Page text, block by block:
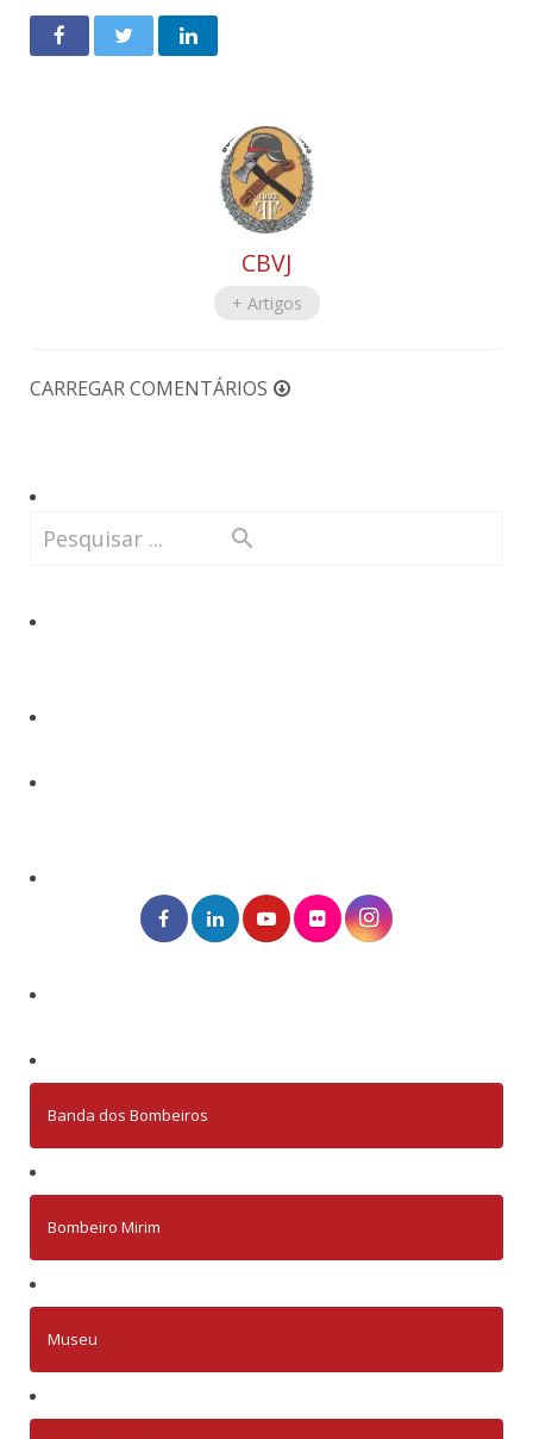
CBVJ
+ Artigos
CARREGAR COMENTÁRIOS
Banda dos Bombeiros
Bombeiro Mirim
Museu